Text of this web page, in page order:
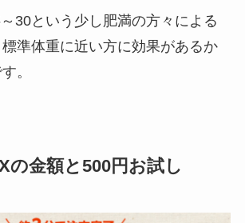
30という少し肥満の方々による
準体重に近い方に効果があるか
。
の金額と500円お試し